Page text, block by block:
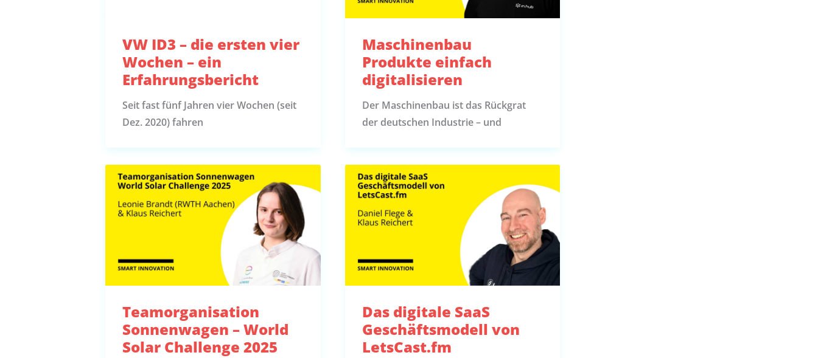
VW ID3 – die ersten vier
Wochen – ein
Erfahrungsbericht
Seit fast fünf Jahren vier Wochen (seit
Dez. 2020) fahren
Maschinenbau
Produkte einfach
digitalisieren
Der Maschinenbau ist das Rückgrat
der deutschen Industrie – und
Teamorganisation
Sonnenwagen – World
Solar Challenge 2025
Das digitale SaaS
Geschäftsmodell von
LetsCast.fm